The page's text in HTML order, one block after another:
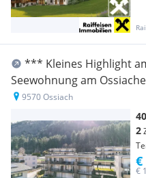
*** Kleines Highlight
Seewohnung am
9570 Ossiach
40
2
€
€